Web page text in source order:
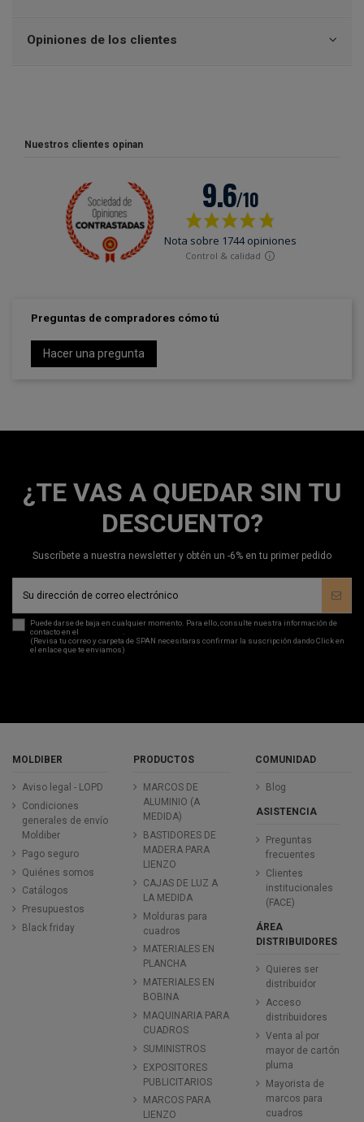
Opiniones de los clientes
Nuestros clientes opinan
Preguntas de compradores cómo tú
Hacer una pregunta
¿TE VAS A QUEDAR SIN TU
DESCUENTO?
Suscríbete a nuestra newsletter y obtén un -6% en tu primer pedido
Puede darse de baja en cualquier momento. Para ello, consulte nuestra información de
contacto en el
.
(Revisa tu correo y carpeta de SPAN necesitaras confirmar la suscripción dando Click en
el enlace que te enviamos)
MOLDIBER
Aviso legal - LOPD
Condiciones
generales de envío
Moldiber
Pago seguro
Quiénes somos
Catálogos
Presupuestos
Black friday
PRODUCTOS
MARCOS DE
ALUMINIO (A
MEDIDA)
BASTIDORES DE
MADERA PARA
LIENZO
CAJAS DE LUZ A
LA MEDIDA
Molduras para
cuadros
MATERIALES EN
PLANCHA
MATERIALES EN
BOBINA
MAQUINARIA PARA
CUADROS
SUMINISTROS
EXPOSITORES
PUBLICITARIOS
MARCOS PARA
LIENZO
COMUNIDAD
Blog
ASISTENCIA
Preguntas
frecuentes
Clientes
institucionales
(FACE)
ÁREA
DISTRIBUIDORES
Quieres ser
distribuidor
Acceso
distribuidores
Venta al por
mayor de cartón
pluma
Mayorista de
marcos para
cuadros